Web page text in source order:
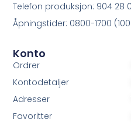
Konto
Ordrer
Kontodetaljer
Adresser
Favoritter
Telefon produksjon: 904 28
Åpningstider: 0800-1700